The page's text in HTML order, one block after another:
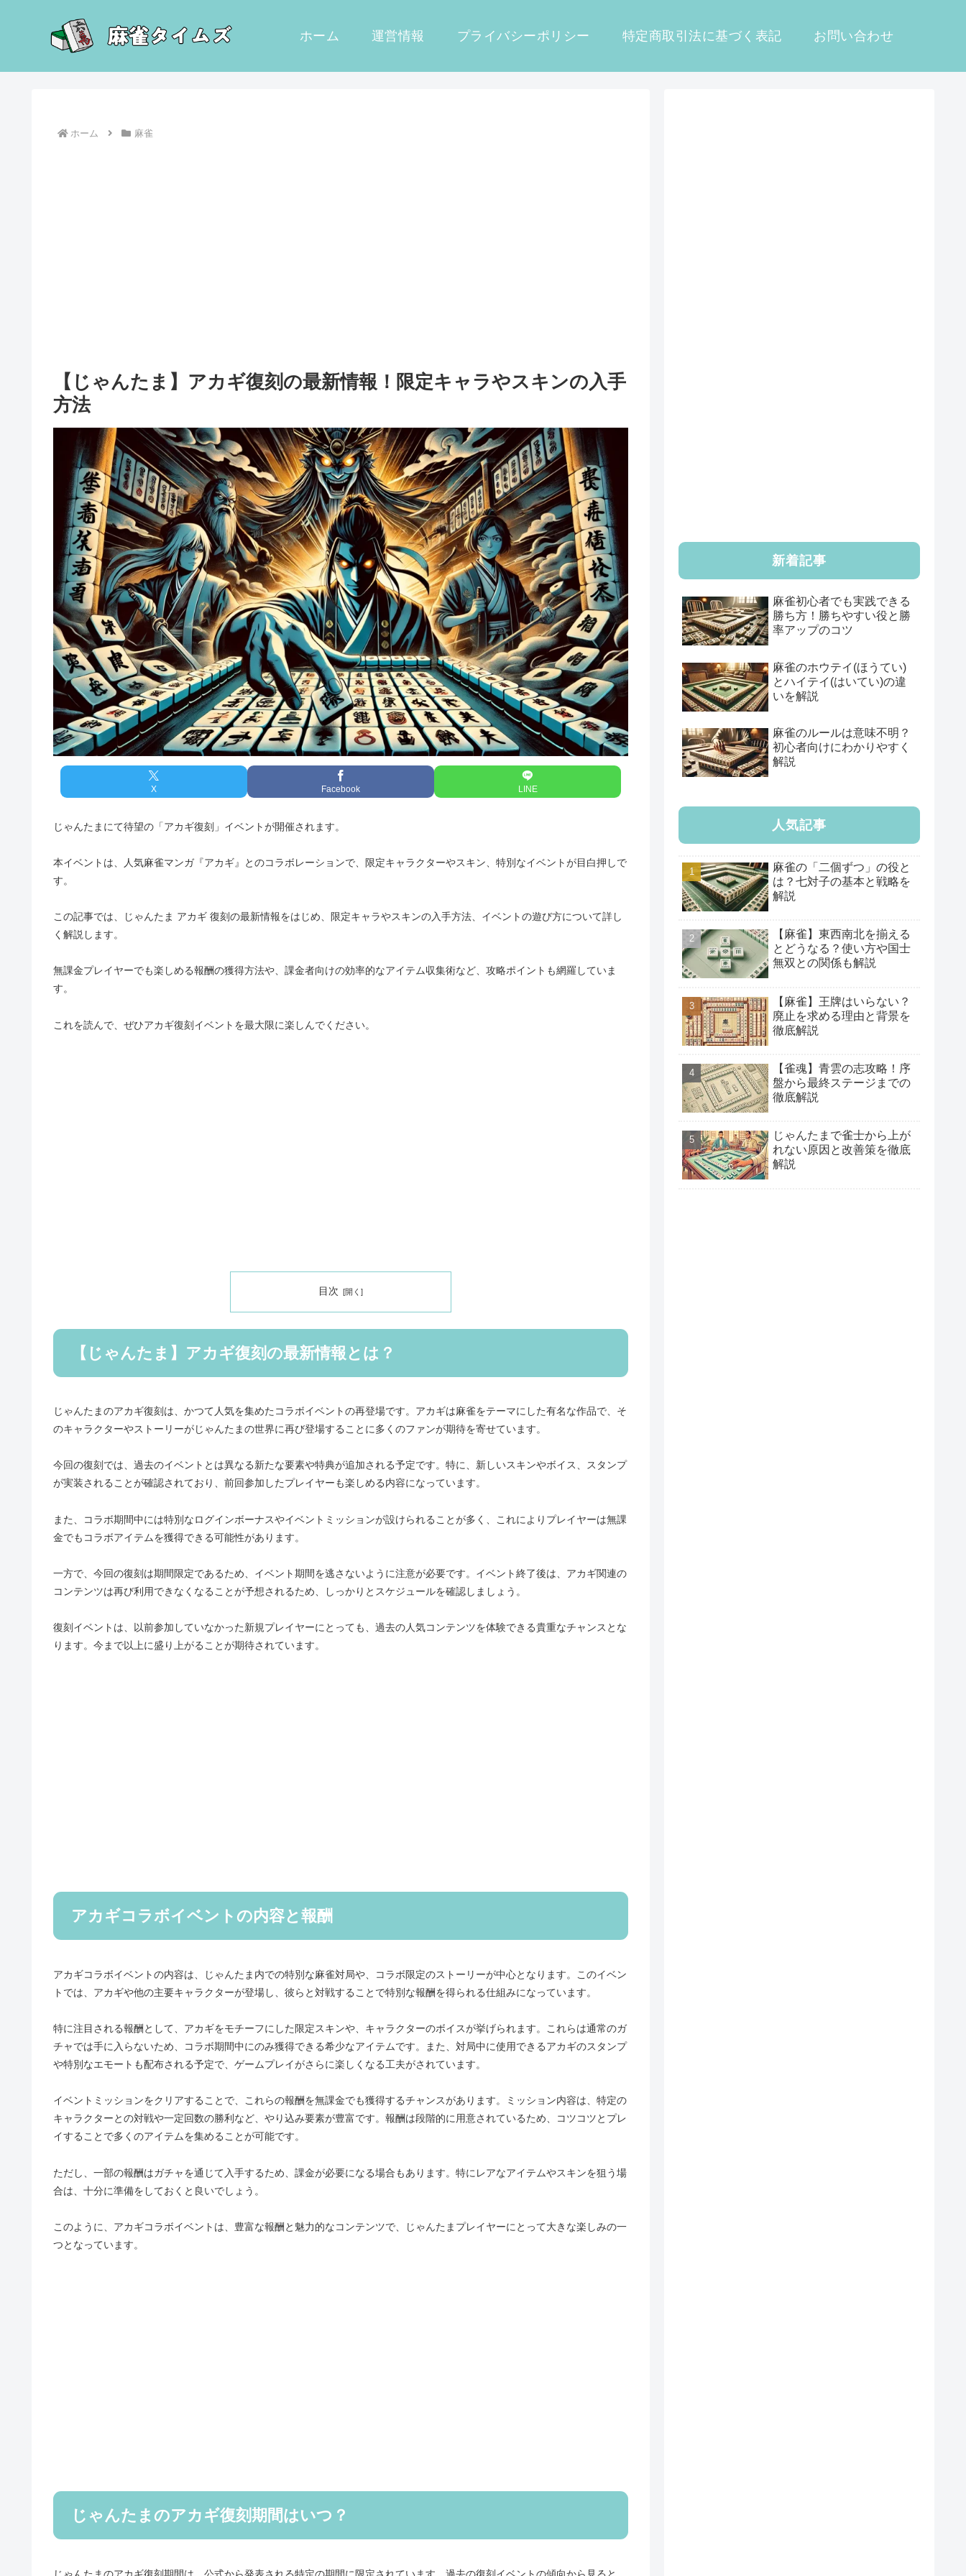
ホーム 運営情報 プライバシーポリシー 特定商取引法に基づく表記 お問い合わせ
ホーム 麻雀
【じゃんたま】アカギ復刻の最新情報！限定キャラやスキンの入手
方法
X Facebook LINE
じゃんたまにて待望の「アカギ復刻」イベントが開催されます。
本イベントは、人気麻雀マンガ『アカギ』とのコラボレーションで、限定キャラクターやスキン、特別なイベントが目白押しで
す。
この記事では、じゃんたま アカギ 復刻の最新情報をはじめ、限定キャラやスキンの入手方法、イベントの遊び方について詳し
く解説します。
無課金プレイヤーでも楽しめる報酬の獲得方法や、課金者向けの効率的なアイテム収集術など、攻略ポイントも網羅していま
す。
これを読んで、ぜひアカギ復刻イベントを最大限に楽しんでください。
目次
【じゃんたま】アカギ復刻の最新情報とは？
じゃんたまのアカギ復刻は、かつて人気を集めたコラボイベントの再登場です。アカギは麻雀をテーマにした有名な作品で、そ
のキャラクターやストーリーがじゃんたまの世界に再び登場することに多くのファンが期待を寄せています。
今回の復刻では、過去のイベントとは異なる新たな要素や特典が追加される予定です。特に、新しいスキンやボイス、スタンプ
が実装されることが確認されており、前回参加したプレイヤーも楽しめる内容になっています。
また、コラボ期間中には特別なログインボーナスやイベントミッションが設けられることが多く、これによりプレイヤーは無課
金でもコラボアイテムを獲得できる可能性があります。
一方で、今回の復刻は期間限定であるため、イベント期間を逃さないように注意が必要です。イベント終了後は、アカギ関連の
コンテンツは再び利用できなくなることが予想されるため、しっかりとスケジュールを確認しましょう。
復刻イベントは、以前参加していなかった新規プレイヤーにとっても、過去の人気コンテンツを体験できる貴重なチャンスとな
ります。今まで以上に盛り上がることが期待されています。
アカギコラボイベントの内容と報酬
アカギコラボイベントの内容は、じゃんたま内での特別な麻雀対局や、コラボ限定のストーリーが中心となります。このイベン
トでは、アカギや他の主要キャラクターが登場し、彼らと対戦することで特別な報酬を得られる仕組みになっています。
特に注目される報酬として、アカギをモチーフにした限定スキンや、キャラクターのボイスが挙げられます。これらは通常のガ
チャでは手に入らないため、コラボ期間中にのみ獲得できる希少なアイテムです。また、対局中に使用できるアカギのスタンプ
や特別なエモートも配布される予定で、ゲームプレイがさらに楽しくなる工夫がされています。
イベントミッションをクリアすることで、これらの報酬を無課金でも獲得するチャンスがあります。ミッション内容は、特定の
キャラクターとの対戦や一定回数の勝利など、やり込み要素が豊富です。報酬は段階的に用意されているため、コツコツとプレ
イすることで多くのアイテムを集めることが可能です。
ただし、一部の報酬はガチャを通じて入手するため、課金が必要になる場合もあります。特にレアなアイテムやスキンを狙う場
合は、十分に準備をしておくと良いでしょう。
このように、アカギコラボイベントは、豊富な報酬と魅力的なコンテンツで、じゃんたまプレイヤーにとって大きな楽しみの一
つとなっています。
じゃんたまのアカギ復刻期間はいつ？
じゃんたまのアカギ復刻期間は、公式から発表される特定の期間に限定されています。過去の復刻イベントの傾向から見ると、
新着記事
麻雀初心者でも実践できる
勝ち方！勝ちやすい役と勝
率アップのコツ
麻雀のホウテイ(ほうてい)
とハイテイ(はいてい)の違
いを解説
麻雀のルールは意味不明？
初心者向けにわかりやすく
解説
人気記事
麻雀の「二個ずつ」の役と
は？七対子の基本と戦略を
解説
【麻雀】東西南北を揃える
とどうなる？使い方や国士
無双との関係も解説
【麻雀】王牌はいらない？
廃止を求める理由と背景を
徹底解説
【雀魂】青雲の志攻略！序
盤から最終ステージまでの
徹底解説
じゃんたまで雀士から上が
れない原因と改善策を徹底
解説